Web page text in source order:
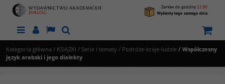
MenuPanelLangSzukaj
Kategoria główna / KSIĄŻKI / Serie i tematy / Podróże-kraje-ludzie / Współczesny
język arabski i jego dialekty